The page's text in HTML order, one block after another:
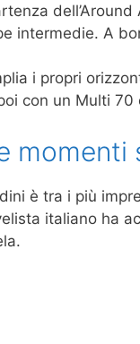
intermedie. A
i propri
con un Multi 70
è tra i più
italiano ha